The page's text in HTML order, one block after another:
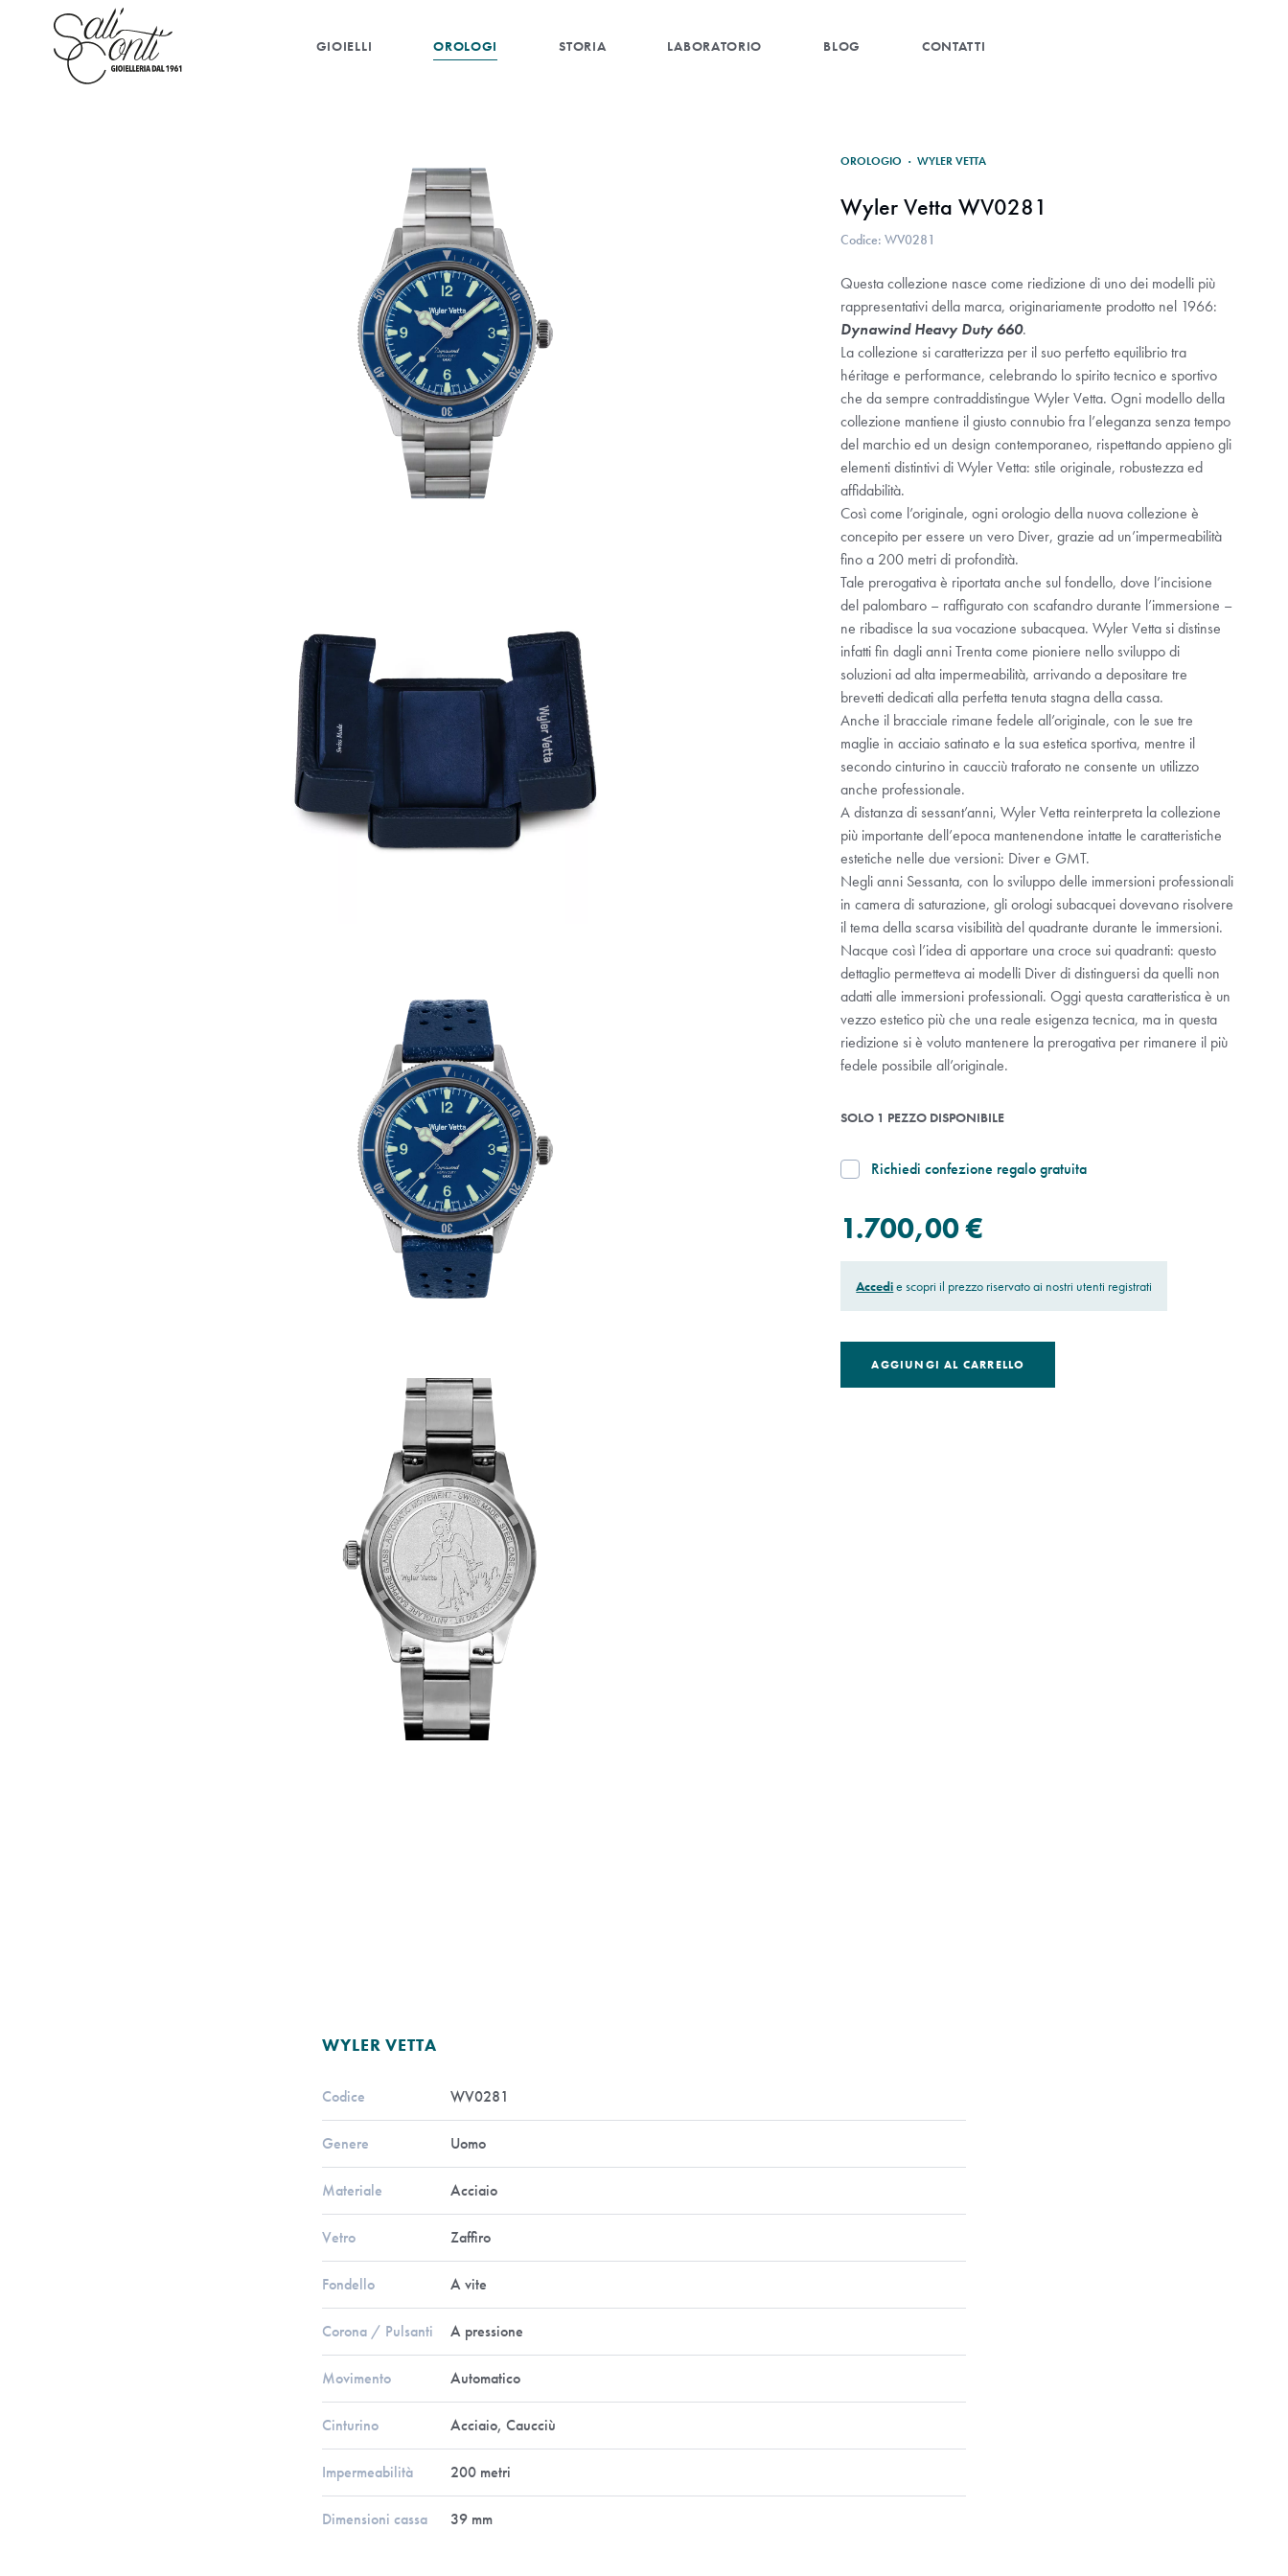
GIOIELLI OROLOGI STORIA LABORATORIO BLOG CONTATTI
OROLOGIO · WYLER VETTA
Wyler Vetta WV0281
Codice: WV0281
Questa collezione nasce come riedizione di uno dei modelli più
rappresentativi della marca, originariamente prodotto nel 1966:
Dynawind Heavy Duty 660.
La collezione si caratterizza per il suo perfetto equilibrio tra
héritage e performance, celebrando lo spirito tecnico e sportivo
che da sempre contraddistingue Wyler Vetta. Ogni modello della
collezione mantiene il giusto connubio fra l’eleganza senza tempo
del marchio ed un design contemporaneo, rispettando appieno gli
elementi distintivi di Wyler Vetta: stile originale, robustezza ed
affidabilità.
Così come l’originale, ogni orologio della nuova collezione è
concepito per essere un vero Diver, grazie ad un’impermeabilità
fino a 200 metri di profondità.
Tale prerogativa è riportata anche sul fondello, dove l’incisione
del palombaro – raffigurato con scafandro durante l’immersione –
ne ribadisce la sua vocazione subacquea. Wyler Vetta si distinse
infatti fin dagli anni Trenta come pioniere nello sviluppo di
soluzioni ad alta impermeabilità, arrivando a depositare tre
brevetti dedicati alla perfetta tenuta stagna della cassa.
Anche il bracciale rimane fedele all’originale, con le sue tre
maglie in acciaio satinato e la sua estetica sportiva, mentre il
secondo cinturino in caucciù traforato ne consente un utilizzo
anche professionale.
A distanza di sessant’anni, Wyler Vetta reinterpreta la collezione
più importante dell’epoca mantenendone intatte le caratteristiche
estetiche nelle due versioni: Diver e GMT.
Negli anni Sessanta, con lo sviluppo delle immersioni professionali
in camera di saturazione, gli orologi subacquei dovevano risolvere
il tema della scarsa visibilità del quadrante durante le immersioni.
Nacque così l’idea di apportare una croce sui quadranti: questo
dettaglio permetteva ai modelli Diver di distinguersi da quelli non
adatti alle immersioni professionali. Oggi questa caratteristica è un
vezzo estetico più che una reale esigenza tecnica, ma in questa
riedizione si è voluto mantenere la prerogativa per rimanere il più
fedele possibile all’originale.
SOLO 1 PEZZO DISPONIBILE
Richiedi confezione regalo gratuita
1.700,00 €
Accedie scopri il prezzo riservato ai nostri utenti registrati
AGGIUNGI AL CARRELLO
WYLER VETTA
Codice WV0281
Genere Uomo
Materiale Acciaio
Vetro Zaffiro
Fondello A vite
Corona / Pulsanti A pressione
Movimento Automatico
Cinturino Acciaio, Caucciù
Impermeabilità 200 metri
Dimensioni cassa 39 mm